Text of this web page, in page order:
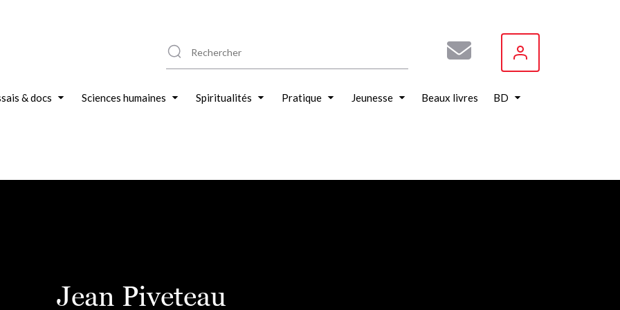
& docs Sciences humaines Spiritualités Pratique Jeunesse Beaux livres BD
Jean Piveteau